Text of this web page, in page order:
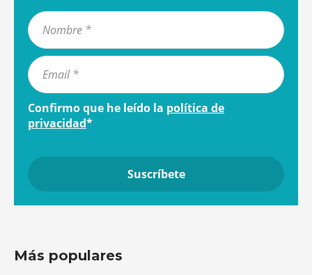
Confirmo que he leído la política de
privacidad*
Más populares